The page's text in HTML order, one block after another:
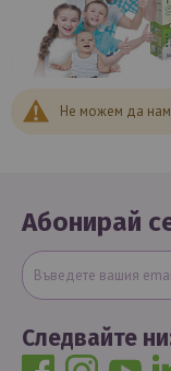
Не можем да
Абонирай
Следвайте